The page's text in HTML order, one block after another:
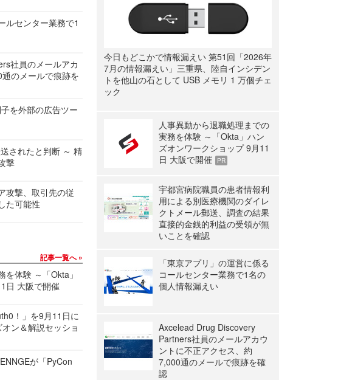
ルセンター業務で1
社員のメールアカ
のメールで痕跡を
を外部の広告ツー
されたと判断 ～ 精
撃
攻撃、取引先の従
た可能性
記事一覧へ
を体験 ～「Okta」
日 大阪で開催
！」を9月11日に
ン＆解説セッショ
が「PyCon
今日もどこかで情報漏えい 第51回「2026年
7月の情報漏えい」三重県、陸自インシデン
トを他山の石として USB メモリ 1 万個チェ
ック
人事異動から退職処理までの
実務を体験 ～「Okta」ハン
ズオンワークショップ 9月11
日 大阪で開催
PR
宇都宮病院職員の患者情報利
用による別医療機関のダイレ
クトメール郵送、調査の結果
直接的金銭的利益の受領が無
いことを確認
「東京アプリ」の運営に係る
コールセンター業務で1名の
個人情報漏えい
Axcelead Drug Discovery
Partners社員のメールアカウ
ントに不正アクセス、約
7,000通のメールで痕跡を確
認